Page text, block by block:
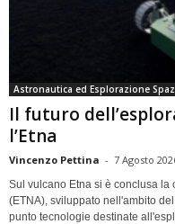
Astronautica ed Esplorazione
Il futuro
l’Etna
Vincenzo Pettina - 7 Agosto
Sul vulcano Etna si è conclusa
(ETNA), sviluppato nell'ambito
punto tecnologie destinate